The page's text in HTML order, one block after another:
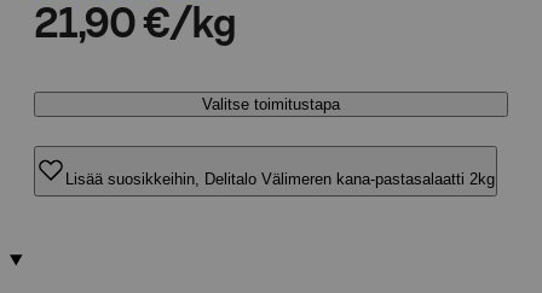
21,90 €/kg
Valitse toimitustapa
Lisää suosikkeihin, Delitalo Välimeren kana-pastasalaatti 2kg